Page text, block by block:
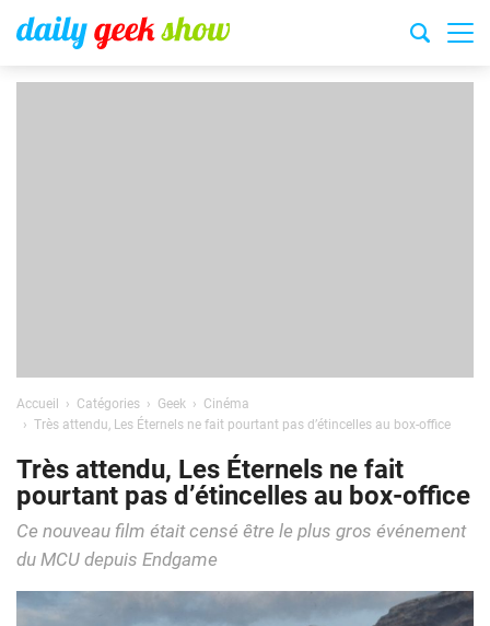
Accueil Catégories Geek
Cinéma
Très attendu, Les Éternels ne fait pourtant pas d’étincelles au box-office
Très attendu, Les Éternels ne fait
pourtant pas d’étincelles au box-office
Ce nouveau film était censé être le plus gros événement
du MCU depuis Endgame